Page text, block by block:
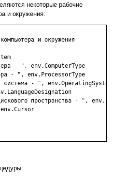
некоторые рабочие
и окружения:
и окружения
- ", env.ComputerType
- ", env.ProcessorType
- ", env.OperatingSystem
пространства - ",